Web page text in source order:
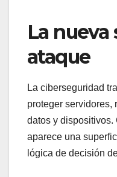
La
ataque
La ciberseguridad
proteger servidores,
datos y dispositivos.
aparece una
lógica de decisión